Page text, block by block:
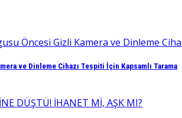
ve Dinleme Cihazı Tespiti İçin Kapsamlı Tarama